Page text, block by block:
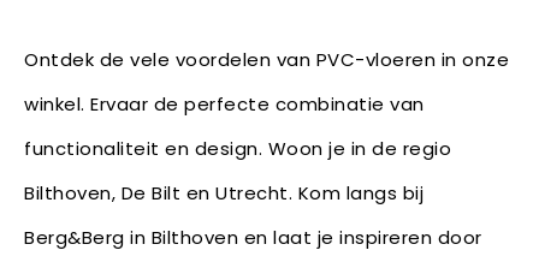
Ontdek de vele voordelen van PVC-vloeren in onze
winkel. Ervaar de perfecte combinatie van
functionaliteit en design. Woon je in de regio
Bilthoven, De Bilt en Utrecht. Kom langs bij
Berg&Berg in Bilthoven en laat je inspireren door